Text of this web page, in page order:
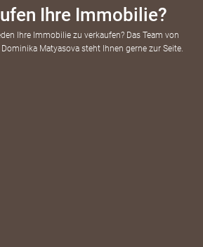
Ihre Immobilie?
Ihre Immobilie zu verkaufen? Das Team von
Dominika Matyasova steht Ihnen gerne zur Seite.